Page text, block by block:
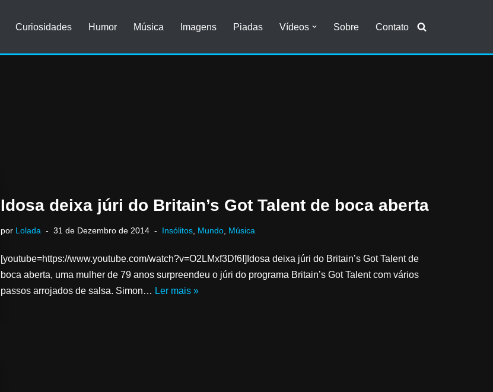
Curiosidades Humor Música Imagens Piadas Vídeos Sobre Contato
Idosa deixa júri do Britain’s Got Talent de boca aberta
por Lolada 31 de Dezembro de 2014 Insólitos Mundo Música
[youtube=https://www.youtube.com/watch?v=O2LMxf3Df6I]Idosa deixa júri do Britain’s Got Talent de
boca aberta, uma mulher de 79 anos surpreendeu o júri do programa Britain’s Got Talent com vários
passos arrojados de salsa. Simon… Ler mais »